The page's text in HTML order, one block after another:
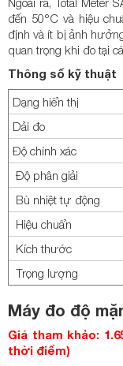
đến 50°C và hiệu
định và ít bị ảnh
quan trọng khi đo tại
Thông số kỹ thuật
Dạng hiển thị
Dải đo
Độ chính xác
Độ phân giải
Bù nhiệt tự động
Hiệu chuẩn
Kích thước
Trọng lượng
Máy đo độ
Giá tham khảo:
thời điểm)